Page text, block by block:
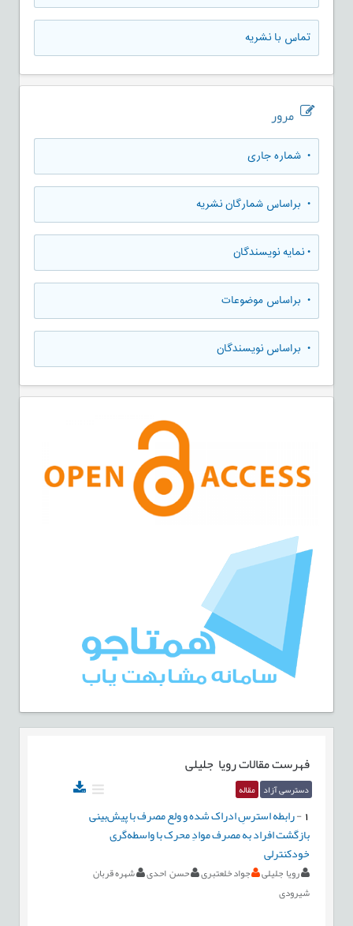
تماس با نشریه
مرور
• شماره جاری
• براساس شمارگان نشریه
•نمایه نویسندگان
• براساس موضوعات
• براساس نویسندگان
فهرست مقالاترویا جلیلی
دسترسی آزاد مقاله
-رابطه استرسِ ادراک شده و ولع مصرف با پیش‌بینی
بازگشت افراد به مصرف موادِ محرک با واسطه‌گری
خودکنترلی
رویا جلیلی جواد خلعتبری حسن احدی
شهره قربان
شیرودی